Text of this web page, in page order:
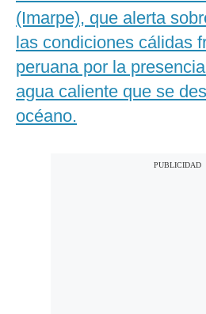
(Imarpe), que alerta
las condiciones cálidas
peruana por la
agua caliente que se
océano.